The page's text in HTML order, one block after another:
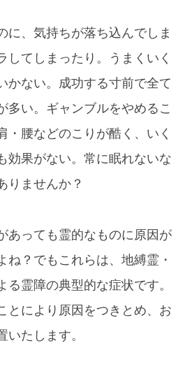
に、気持ちが落ち込んでしま
してしまったり。うまくいく
かない。成功する寸前で全て
多い。ギャンブルをやめるこ
・腰などのこりが酷く、いく
効果がない。常に眠れないな
りませんか？
あっても霊的なものに原因が
ね？でもこれらは、地縛霊・
霊障の典型的な症状です。
とにより原因をつきとめ、お
たします。